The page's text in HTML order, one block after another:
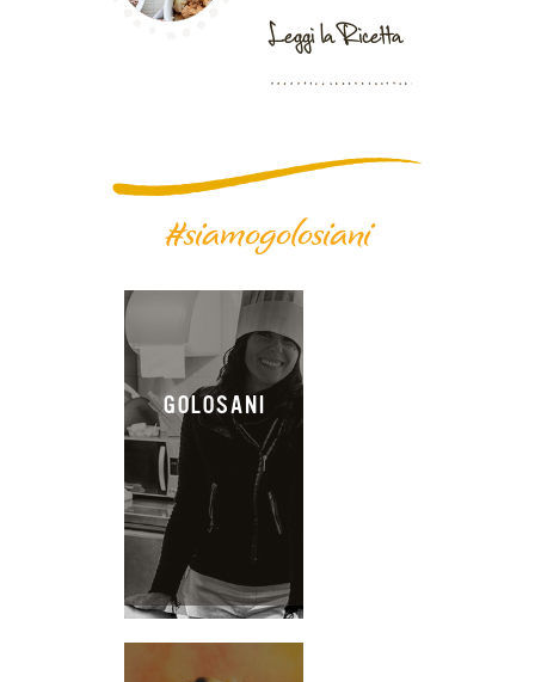
Leggi la Ricetta
#siamogolosiani
GOLOSANI